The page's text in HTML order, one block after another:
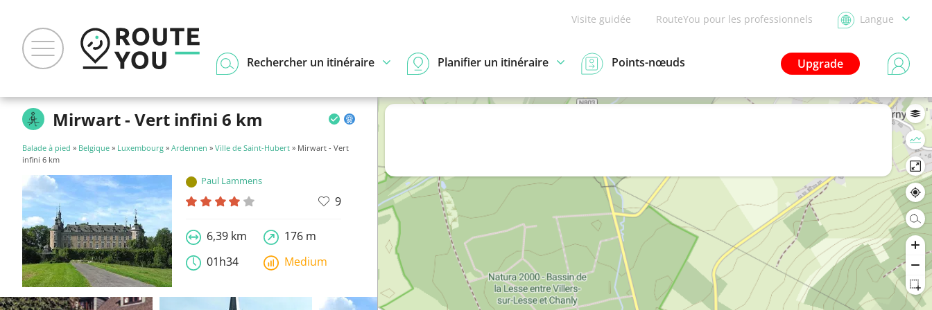
Visite guidée RouteYou pour les professionnels Langue
Upgrade
Rechercher un itinéraire Planifier un itinéraire Points-nœuds
Mirwart - Vert infini 6 km
Balade à pied » Belgique » Luxembourg » Ardennen » Ville de Saint-Hubert » Mirwart - Vert
infini 6 km
Paul Lammens
9
6,39 km
176 m
01h34
Medium